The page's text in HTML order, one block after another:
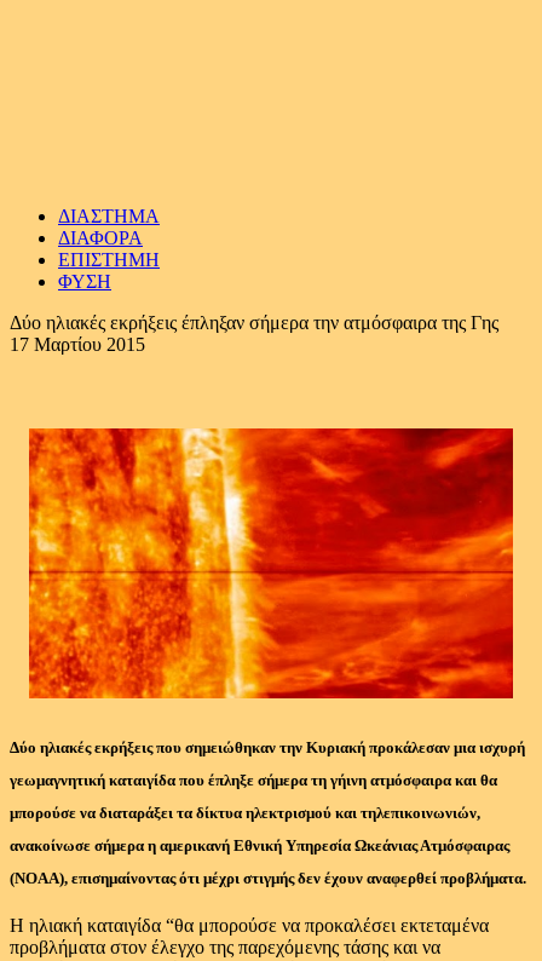
ΔΙΑΣΤΗΜΑ
ΔΙΑΦΟΡΑ
ΕΠΙΣΤΗΜΗ
ΦΥΣΗ
Δύο ηλιακές εκρήξεις έπληξαν σήμερα την ατμόσφαιρα της Γης
17 Μαρτίου 2015
Δύο ηλιακές εκρήξεις που σημειώθηκαν την Κυριακή προκάλεσαν μια ισχυρή
γεωμαγνητική καταιγίδα που έπληξε σήμερα τη γήινη ατμόσφαιρα και θα
μπορούσε να διαταράξει τα δίκτυα ηλεκτρισμού και τηλεπικοινωνιών,
ανακοίνωσε σήμερα η αμερικανή Εθνική Υπηρεσία Ωκεάνιας Ατμόσφαιρας
(NOAA), επισημαίνοντας ότι μέχρι στιγμής δεν έχουν αναφερθεί προβλήματα.
Η ηλιακή καταιγίδα “θα μπορούσε να προκαλέσει εκτεταμένα
προβλήματα στον έλεγχο της παρεχόμενης τάσης και να